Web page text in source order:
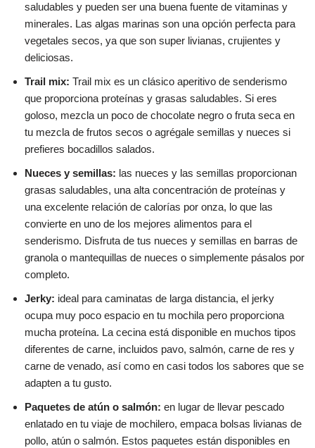
saludables y pueden ser una buena fuente de vitaminas y
minerales. Las algas marinas son una opción perfecta para
vegetales secos, ya que son super livianas, crujientes y
deliciosas.
Trail mix: Trail mix es un clásico aperitivo de senderismo
que proporciona proteínas y grasas saludables. Si eres
goloso, mezcla un poco de chocolate negro o fruta seca en
tu mezcla de frutos secos o agrégale semillas y nueces si
prefieres bocadillos salados.
Nueces y semillas: las nueces y las semillas proporcionan
grasas saludables, una alta concentración de proteínas y
una excelente relación de calorías por onza, lo que las
convierte en uno de los mejores alimentos para el
senderismo. Disfruta de tus nueces y semillas en barras de
granola o mantequillas de nueces o simplemente pásalos por
completo.
Jerky: ideal para caminatas de larga distancia, el jerky
ocupa muy poco espacio en tu mochila pero proporciona
mucha proteína. La cecina está disponible en muchos tipos
diferentes de carne, incluidos pavo, salmón, carne de res y
carne de venado, así como en casi todos los sabores que se
adapten a tu gusto.
Paquetes de atún o salmón: en lugar de llevar pescado
enlatado en tu viaje de mochilero, empaca bolsas livianas de
pollo, atún o salmón. Estos paquetes están disponibles en